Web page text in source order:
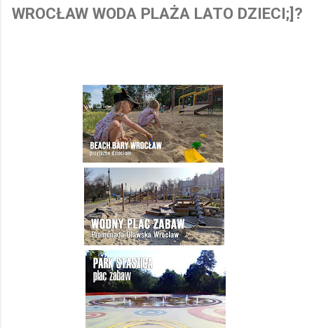
WROCŁAW WODA PLAŻA LATO DZIECI;]?